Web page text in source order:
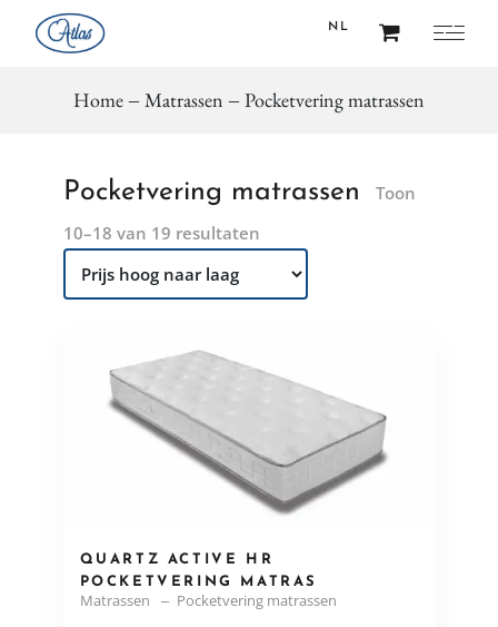
NL
FR
Home Matrassen Pocketvering matrassen
Pocketvering matrassen
Toon
10–18 van 19 resultaten
QUARTZ ACTIVE HR
POCKETVERING MATRAS
Matrassen Pocketvering matrassen